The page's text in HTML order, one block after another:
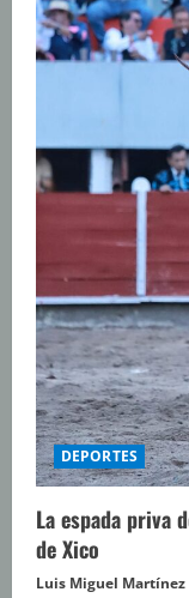
DEPORTES
La espada priva
de Xico
Luis Miguel Martínez